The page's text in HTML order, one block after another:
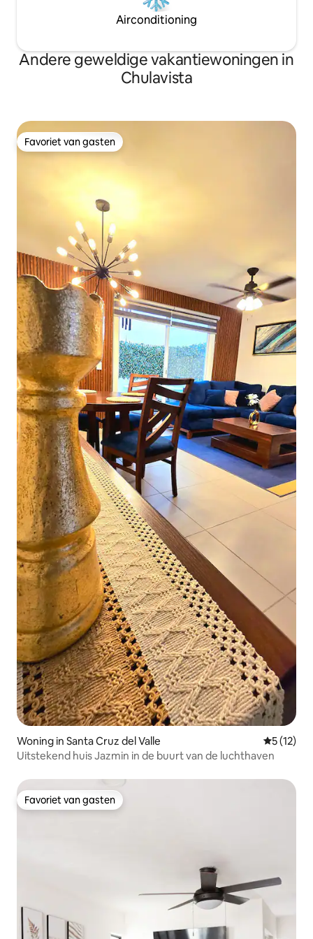
Airconditioning
Andere geweldige vakantiewoningen in
Chulavista
Favoriet van gasten
Favoriet van gasten
Woning in Santa Cruz del Valle
5 (12)
Uitstekend huis Jazmin in de buurt van de luchthaven
Favoriet van gasten
Favoriet van gasten